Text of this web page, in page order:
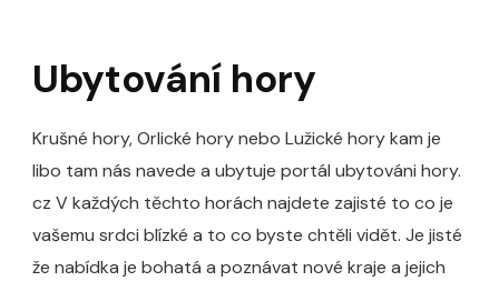
Ubytování hory
Krušné hory, Orlické hory nebo Lužické hory kam je
libo tam nás navede a ubytuje portál ubytováni hory.
cz V každých těchto horách najdete zajisté to co je
vašemu srdci blízké a to co byste chtěli vidět. Je jisté
že nabídka je bohatá a poznávat nové kraje a jejich